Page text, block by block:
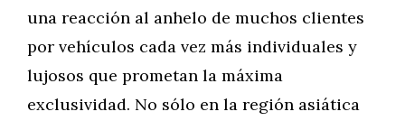
una reacción al anhelo de muchos clientes
por vehículos cada vez más individuales y
lujosos que prometan la máxima
exclusividad. No sólo en la región asiática